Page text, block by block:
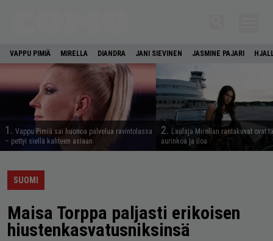
VAPPU PIMIÄ MIRELLA DIANDRA JANI SIEVINEN JASMINE PAJARI
1. Vappu Pimiä sai huonoa palvelua ravintolassa
– pettyi siellä kahteen asiaan
2. Laulaja Mirellan rantakuvat ovat
aurinkoa ja iloa
SUOMI
Maisa Torppa paljasti erikoisen
hiustenkasvatusniksinsä